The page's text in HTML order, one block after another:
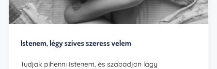
Istenem, légy szíves szeress velem
Tudjak pihenni Istenem, és szabadjon lágy